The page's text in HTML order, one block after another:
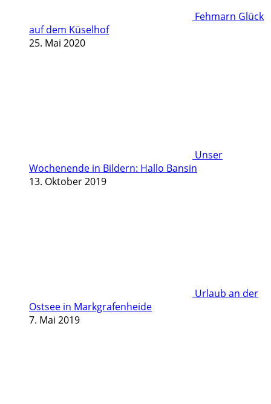
Fehmarn Glück
auf dem Küselhof
25. Mai 2020
Unser
Wochenende in Bildern: Hallo Bansin
13. Oktober 2019
Urlaub an der
Ostsee in Markgrafenheide
7. Mai 2019